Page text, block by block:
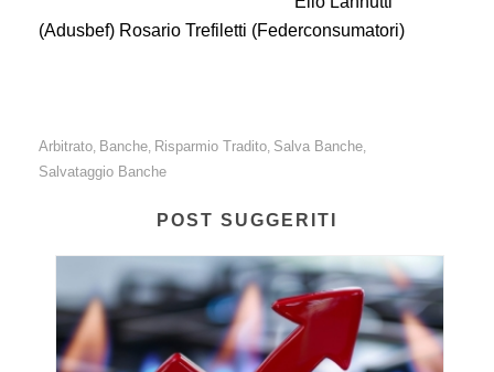
(Adusbef) Rosario Trefiletti (Federconsumatori)
Arbitrato, Banche, Risparmio Tradito, Salva Banche,
Salvataggio Banche
POST SUGGERITI